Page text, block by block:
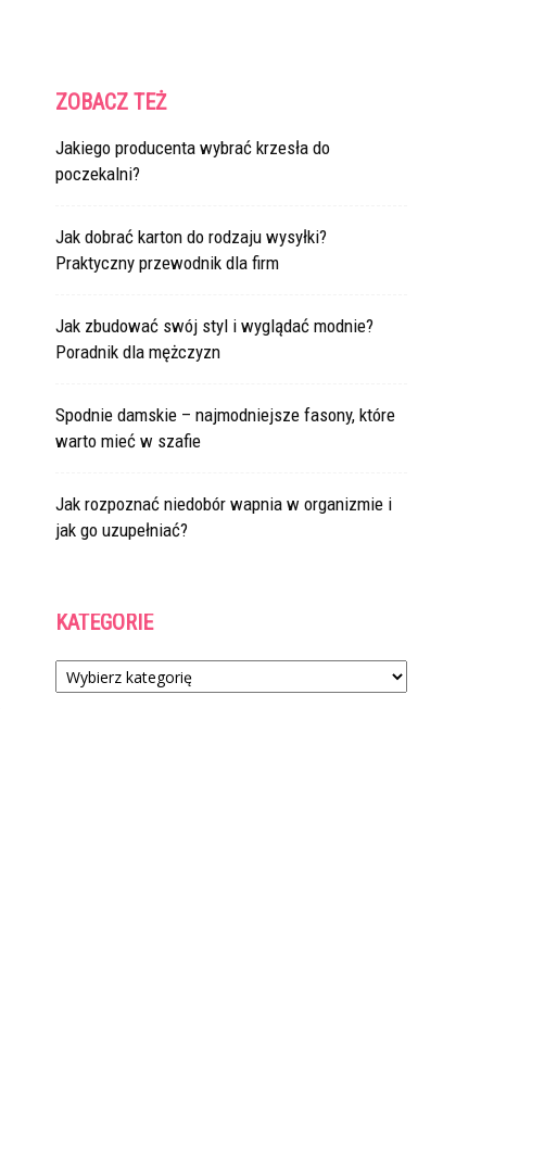
ZOBACZ TEŻ
Jakiego producenta wybrać krzesła do
poczekalni?
Jak dobrać karton do rodzaju wysyłki?
Praktyczny przewodnik dla firm
Jak zbudować swój styl i wyglądać modnie?
Poradnik dla mężczyzn
Spodnie damskie – najmodniejsze fasony, które
warto mieć w szafie
Jak rozpoznać niedobór wapnia w organizmie i
jak go uzupełniać?
KATEGORIE
Kategorie